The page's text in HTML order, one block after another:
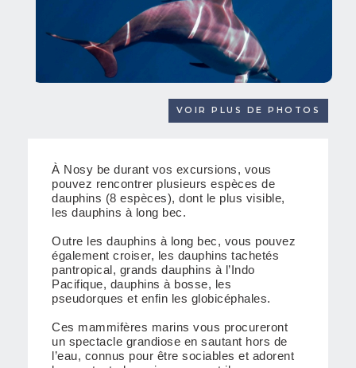
VOIR PLUS DE PHOTOS
À Nosy be durant vos excursions, vous
pouvez rencontrer plusieurs espèces de
dauphins (8 espèces), dont le plus visible,
les dauphins à long bec.
Outre les dauphins à long bec, vous pouvez
également croiser, les dauphins tachetés
pantropical, grands dauphins à l’Indo
Pacifique, dauphins à bosse, les
pseudorques et enfin les globicéphales.
Ces mammifères marins vous procureront
un spectacle grandiose en sautant hors de
l’eau, connus pour être sociables et adorent